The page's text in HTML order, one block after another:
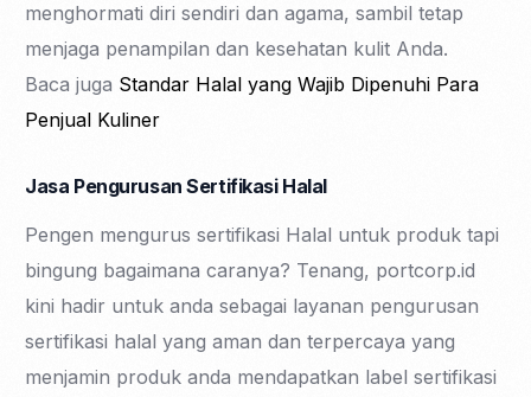
menghormati diri sendiri dan agama, sambil tetap
menjaga penampilan dan kesehatan kulit Anda.
Baca juga Standar Halal yang Wajib Dipenuhi Para
Penjual Kuliner
Jasa Pengurusan Sertifikasi Halal
Pengen mengurus sertifikasi Halal untuk produk tapi
bingung bagaimana caranya? Tenang, portcorp.id
kini hadir untuk anda sebagai layanan pengurusan
sertifikasi halal yang aman dan terpercaya yang
menjamin produk anda mendapatkan label sertifikasi